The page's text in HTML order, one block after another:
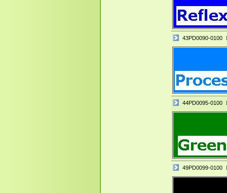
43PD0090-0100
44PD0095-0100
49PD0099-0100